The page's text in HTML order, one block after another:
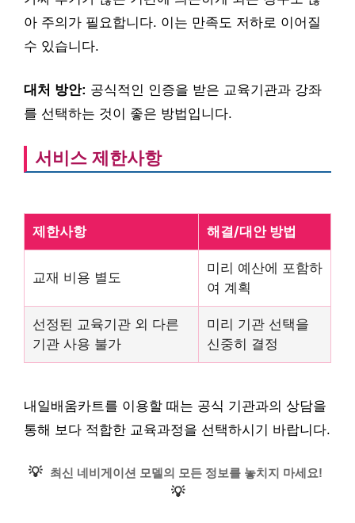
아 주의가 필요합니다. 이는 만족도 저하로 이어질
수 있습니다.
대처 방안: 공식적인 인증을 받은 교육기관과 강좌
를 선택하는 것이 좋은 방법입니다.
서비스 제한사항
제한사항 해결/대안 방법
교재 비용 별도
미리 예산에 포함하
여 계획
선정된 교육기관 외 다른
기관 사용 불가
미리 기관 선택을
신중히 결정
내일배움카트를 이용할 때는 공식 기관과의 상담을
통해 보다 적합한 교육과정을 선택하시기 바랍니다.
💡 최신 네비게이션 모델의 모든 정보를 놓치지 마세요!
💡